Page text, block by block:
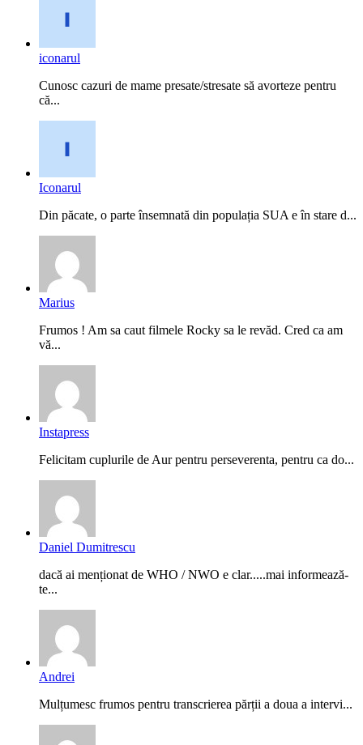
iconarul
Cunosc cazuri de mame presate/stresate să avorteze pentru
că...
Iconarul
Din păcate, o parte însemnată din populația SUA e în stare d...
Marius
Frumos ! Am sa caut filmele Rocky sa le revăd. Cred ca am
vă...
Instapress
Felicitam cuplurile de Aur pentru perseverenta, pentru ca do...
Daniel Dumitrescu
dacă ai menționat de WHO / NWO e clar.....mai informează-
te...
Andrei
Mulțumesc frumos pentru transcrierea părții a doua a intervi...